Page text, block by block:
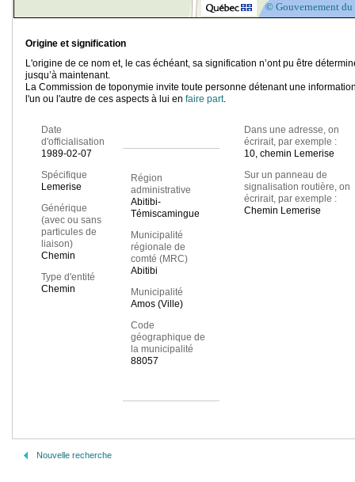
© Gouvernement du
Origine et signification
L'origine de ce nom et, le cas échéant, sa signification n’ont pu être
jusqu’à maintenant.
La Commission de toponymie invite toute personne détenant une
l'un ou l'autre de ces aspects à lui en faire part.
Date
d'officialisation
1989-02-07
Spécifique
Lemerise
Générique
(avec ou sans
particules de
liaison)
Chemin
Type d'entité
Chemin
Région
administrative
Abitibi-
Témiscamingue
Municipalité
régionale de
comté (MRC)
Abitibi
Municipalité
Amos (Ville)
Code
géographique de
la municipalité
88057
Dans une adresse, on
écrirait, par exemple :
10, chemin Lemerise
Sur un panneau de
signalisation routière, on
écrirait, par exemple :
Chemin Lemerise
Nouvelle recherche